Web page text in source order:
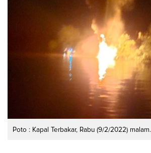
Poto : Kapal Terbakar, Rabu (9/2/2022) malam.